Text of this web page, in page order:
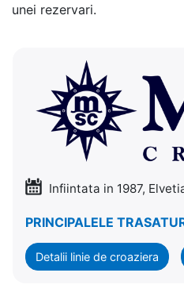
unei rezervari.
Infiintata in 1987,
PRINCIPALELE
Detalii linie de croaziera